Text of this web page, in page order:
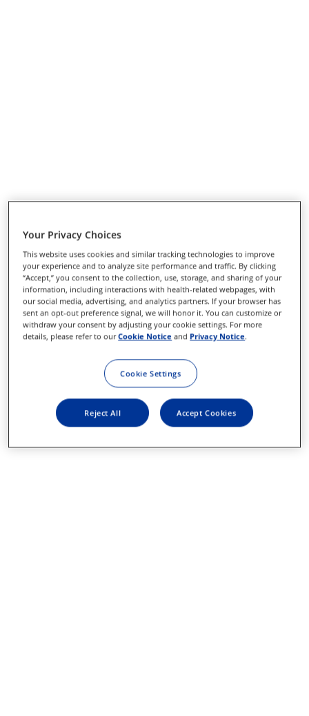
Your Privacy Choices
This website uses cookies and similar tracking technologies to improve
your experience and to analyze site performance and traffic. By clicking
“Accept,” you consent to the collection, use, storage, and sharing of your
information, including interactions with health-related webpages, with
our social media, advertising, and analytics partners. If your browser has
sent an opt-out preference signal, we will honor it. You can customize or
withdraw your consent by adjusting your cookie settings. For more
details, please refer to ourCookie Notice and Privacy Notice.
Cookie Settings
Reject All Accept Cookies